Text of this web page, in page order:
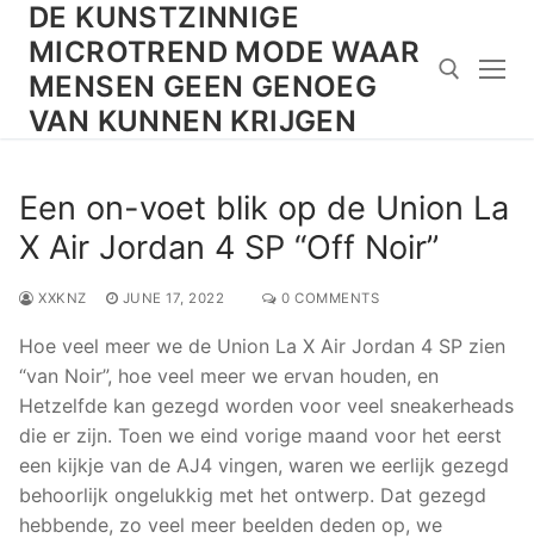
Skip
content
DE KUNSTZINNIGE
MICROTREND MODE WAAR
MENSEN GEEN GENOEG
VAN KUNNEN KRIJGEN
Een on-voet blik op de Union La
X Air Jordan 4 SP “Off Noir”
XXKNZ JUNE 17, 2022 0 COMMENTS
Hoe veel meer we de Union La X Air Jordan 4 SP zien
“van Noir”, hoe veel meer we ervan houden, en
Hetzelfde kan gezegd worden voor veel sneakerheads
die er zijn. Toen we eind vorige maand voor het eerst
een kijkje van de AJ4 vingen, waren we eerlijk gezegd
behoorlijk ongelukkig met het ontwerp. Dat gezegd
hebbende, zo veel meer beelden deden op, we